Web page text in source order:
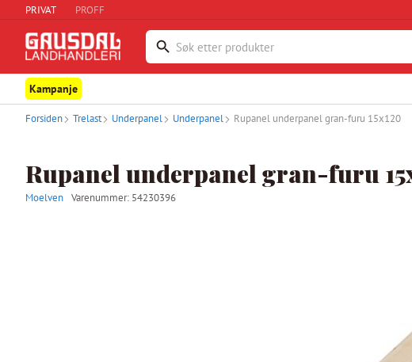
PRIVAT PROFF
Kampanje
Forsiden Trelast Underpanel Underpanel Rupanel underpanel gran-furu 15x120
Rupanel underpanel gran-furu
Moelven Varenummer: 54230396